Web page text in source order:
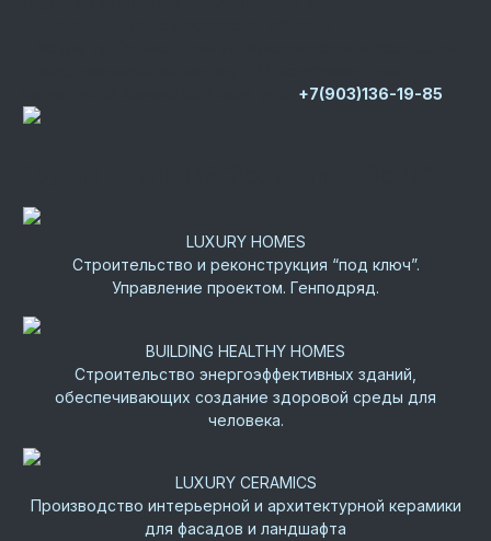
+7(903)136-19-85
LUXURY HOMES
Строительство и реконструкция “под ключ”.
Управление проектом. Генподряд.
BUILDING HEALTHY HOMES
Строительство энергоэффективных зданий,
обеспечивающих создание здоровой среды для
человека.
LUXURY CERAMICS
Производство интерьерной и архитектурной керамики
для фасадов и ландшафта